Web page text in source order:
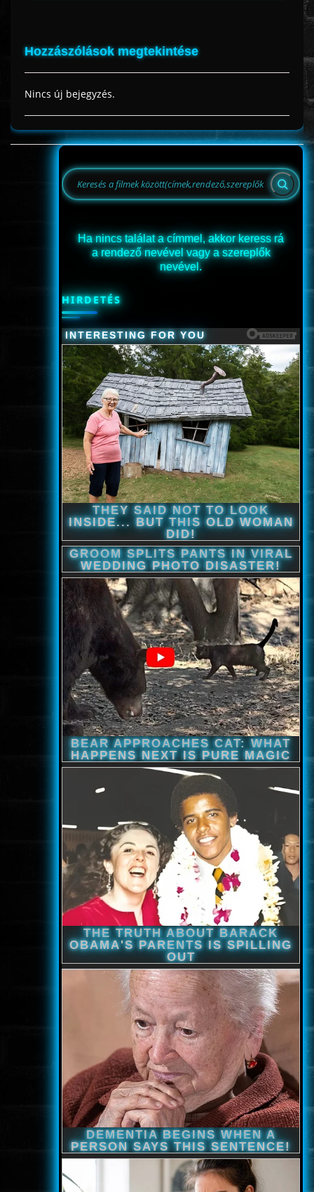
Hozzászólások megtekintése
Nincs új bejegyzés.
Ha nincs találat a címmel, akkor keress rá
a rendező nevével vagy a szereplők
nevével.
HIRDETÉS